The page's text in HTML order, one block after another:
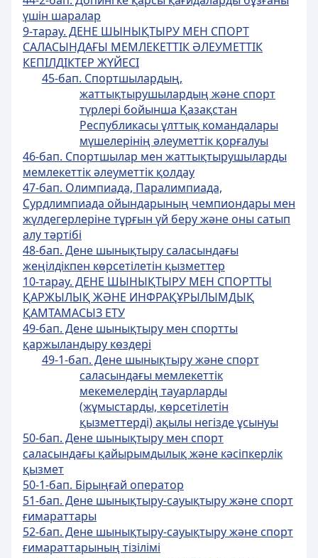
үшін шаралар
9-тарау. ДЕНЕ ШЫНЫҚТЫРУ МЕН СПОРТ
САЛАСЫНДАҒЫ МЕМЛЕКЕТТІК ӘЛЕУМЕТТІК
КЕПІЛДІКТЕР ЖҮЙЕСІ
45-бап. Спортшылардың,
жаттықтырушылардың және спорт
түрлері бойынша Қазақстан
Республикасы ұлттық командалары
мүшелерінің әлеуметтік қорғалуы
46-бап. Спортшылар мен жаттықтырушыларды
мемлекеттік әлеуметтік қолдау
47-бап. Олимпиада, Паралимпиада,
Сурдлимпиада ойындарының чемпиондары мен
жүлдегерлеріне тұрғын үй беру және оны сатып
алу тәртібі
48-бап. Дене шынықтыру саласындағы
жеңілдікпен көрсетілетін қызметтер
10-тарау. ДЕНЕ ШЫНЫҚТЫРУ МЕН СПОРТТЫ
ҚАРЖЫЛЫҚ ЖӘНЕ ИНФРАҚҰРЫЛЫМДЫҚ
ҚАМТАМАСЫЗ ЕТУ
49-бап. Дене шынықтыру мен спортты
қаржыландыру көздері
49-1-бап. Дене шынықтыру жəне спорт
саласындағы мемлекеттік
мекемелердің тауарларды
(жұмыстарды, көрсетілетін
қызметтерді) ақылы негізде ұсынуы
50-бап. Дене шынықтыру мен спорт
саласындағы қайырымдылық және кәсіпкерлік
қызмет
50-1-бап. Бірыңғай оператор
51-бап. Дене шынықтыру-сауықтыру және спорт
ғимараттары
52-бап. Дене шынықтыру-сауықтыру және спорт
ғимараттарының тізілімі